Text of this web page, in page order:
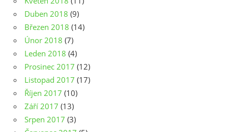
Duben 2018 (9)
Březen 2018 (14)
Únor 2018 (7)
Leden 2018 (4)
Prosinec 2017 (12)
Listopad 2017 (17)
Říjen 2017 (10)
Září 2017 (13)
Srpen 2017 (3)